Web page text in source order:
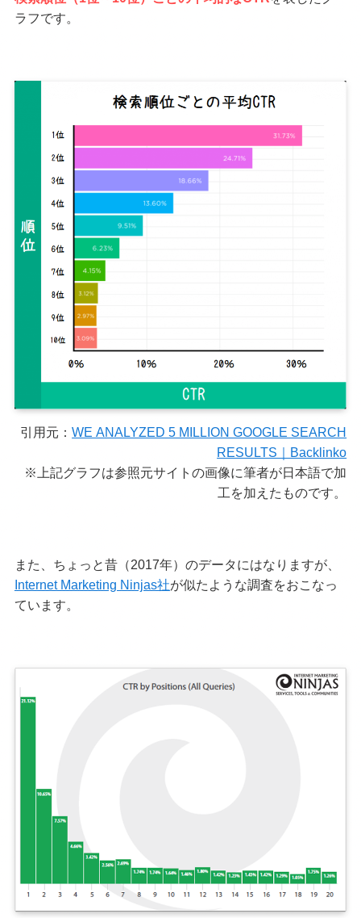
ラフです。
引用元：WE ANALYZED 5 MILLION GOOGLE SEARCH
RESULTS｜Backlinko
※上記グラフは参照元サイトの画像に筆者が日本語で加
工を加えたものです。
また、ちょっと昔（2017年）のデータにはなりますが、
Internet Marketing Ninjas社が似たような調査をおこなっ
ています。